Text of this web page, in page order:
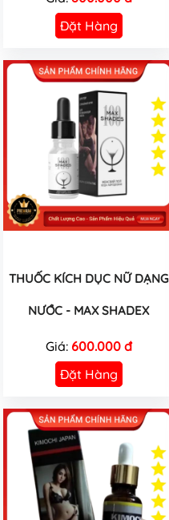
Đặt Hàng
THUỐC KÍCH DỤC NỮ DẠNG
NƯỚC - MAX SHADEX
Giá: 600.000 đ
Đặt Hàng